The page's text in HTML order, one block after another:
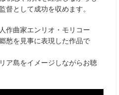
督として成功を収めます。
作曲家エンリオ・モリコー
愁を見事に表現した作品で
ア島をイメージしながらお聴